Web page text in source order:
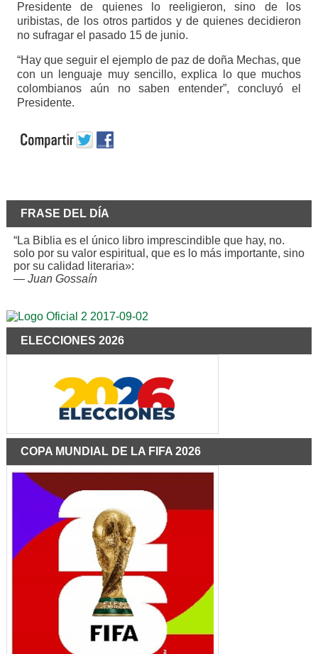
Presidente de quienes lo reeligieron, sino de los
uribistas, de los otros partidos y de quienes decidieron
no sufragar el pasado 15 de junio.
“Hay que seguir el ejemplo de paz de doña Mechas, que
con un lenguaje muy sencillo, explica lo que muchos
colombianos aún no saben entender”, concluyó el
Presidente.
FRASE DEL DÍA
“La Biblia es el único libro imprescindible que hay, no.
solo por su valor espiritual, que es lo más importante, sino
por su calidad literaria»:
— Juan Gossaín
ELECCIONES 2026
COPA MUNDIAL DE LA FIFA 2026